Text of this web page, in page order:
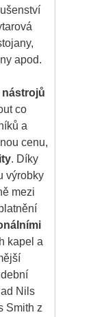
apod.
nástrojů
co
a
cenu,
. Díky
výrobky
mezi
kapel a
Nils
Smith z